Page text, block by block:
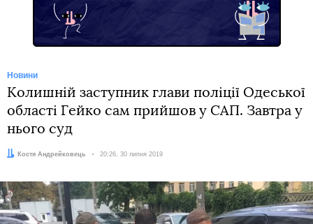
Новини
Колишній заступник глави поліції Одеської
області Гейко сам прийшов у САП. Завтра у
нього суд
Автор:Костя Андрейковець Дата:
20:26, 30 липня 2019